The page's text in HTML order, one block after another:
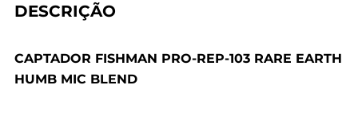
DESCRIÇÃO
CAPTADOR FISHMAN PRO-REP-103 RARE EARTH
HUMB MIC BLEND